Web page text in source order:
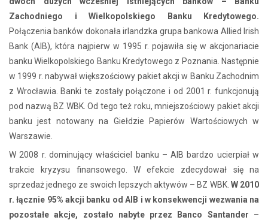
Zachodniego i Wielkopolskiego Banku Kredytowego.
Połączenia banków dokonała irlandzka grupa bankowa Allied Irish
Bank (AIB), która najpierw w 1995 r. pojawiła się w akcjonariacie
banku Wielkopolskiego Banku Kredytowego z Poznania. Następnie
w 1999 r. nabywał większościowy pakiet akcji w Banku Zachodnim
z Wrocławia. Banki te zostały połączone i od 2001 r. funkcjonują
pod nazwą BZ WBK. Od tego też roku, mniejszościowy pakiet akcji
banku jest notowany na Giełdzie Papierów Wartościowych w
Warszawie.
W 2008 r. dominujący właściciel banku – AIB bardzo ucierpiał w
trakcie kryzysu finansowego. W efekcie zdecydował się na
sprzedaż jednego ze swoich lepszych aktywów – BZ WBK. W 2010
r. łącznie 95% akcji banku od AIB i w konsekwencji wezwania na
pozostałe akcje, zostało nabyte przez Banco Santander –